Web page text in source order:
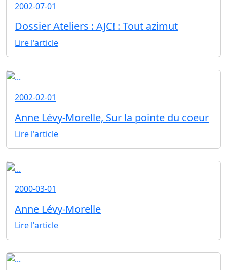
2002-07-01
Dossier Ateliers : AJC! : Tout azimut
Lire l'article
2002-02-01
Anne Lévy-Morelle, Sur la pointe du coeur
Lire l'article
2000-03-01
Anne Lévy-Morelle
Lire l'article